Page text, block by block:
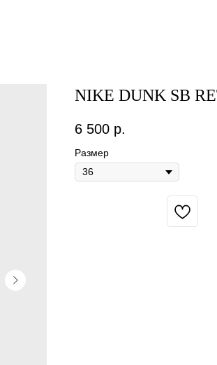
NIKE DUNK SB
6 500 р.
Размер